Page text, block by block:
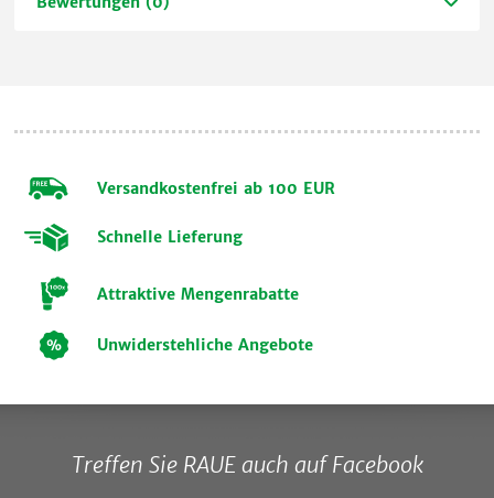
Versandkostenfrei ab 100 EUR
Schnelle Lieferung
Attraktive Mengenrabatte
Unwiderstehliche Angebote
Treffen Sie RAUE auch auf Facebook